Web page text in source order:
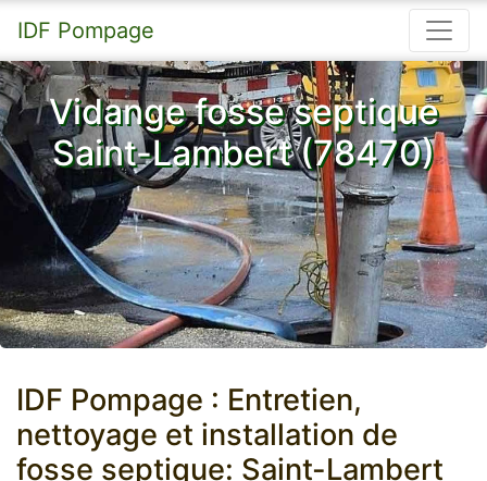
IDF Pompage
Vidange fosse septique
Saint-Lambert (78470)
IDF Pompage : Entretien,
nettoyage et installation de
fosse septique: Saint-Lambert